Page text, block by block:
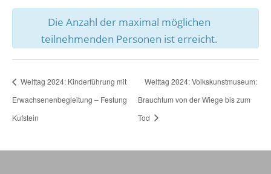
Die Anzahl der maximal möglichen
teilnehmenden Personen ist erreicht.
Welttag 2024: Kinderführung mit
Erwachsenenbegleitung – Festung
Kufstein
Welttag 2024: Volkskunstmuseum:
Brauchtum von der Wiege bis zum
Tod